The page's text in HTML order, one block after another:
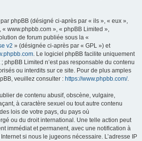
phpBB (désigné ci-après par « ils », « eux »,
www.phpbb.com », « phpBB Limited »,
de forum publiée sous la «
v2 » (désignée ci-après par « GPL ») et
. Le logiciel phpBB facilite uniquement
phpBB Limited n’est pas responsable du contenu
ou interdits sur ce site. Pour de plus amples
veuillez consulter : https://www.phpbb.com/.
de contenu abusif, obscène, vulgaire,
à caractère sexuel ou tout autre contenu
lois de votre pays, du pays où
ou du droit international. Une telle action peut
immédiat et permanent, avec une notification à
si nous le jugeons nécessaire. L’adresse IP